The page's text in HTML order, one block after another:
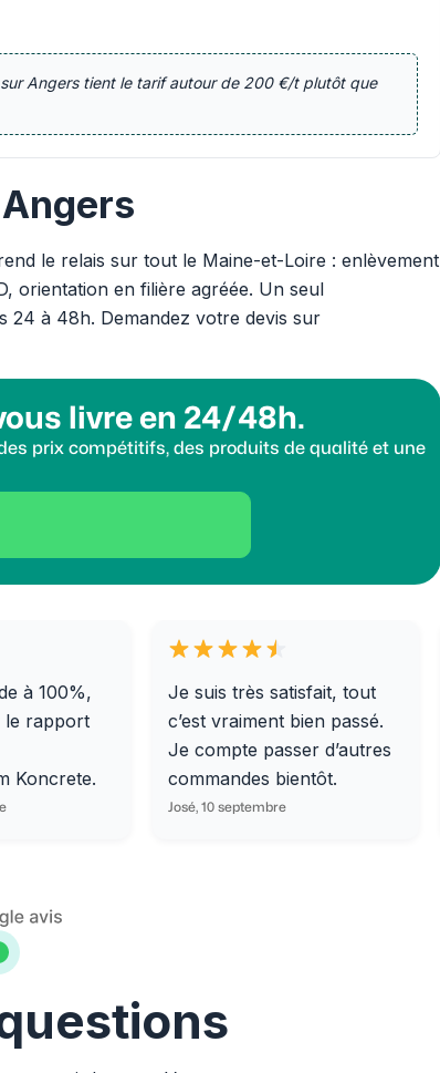
Angers tient le tarif autour de 200 €/t plutôt que
le relais sur tout le Maine-et-Loire : enlèvement
orientation en filière agréée. Un seul
24 à 48h. Demandez votre devis sur
livre en 24/48h.
prix compétitifs, des produits de qualité et une
à 100%,
le rapport
Koncrete.
Je suis très satisfait, tout
c’est vraiment bien passé.
Je compte passer d’autres
commandes bientôt.
José, 10 septembre